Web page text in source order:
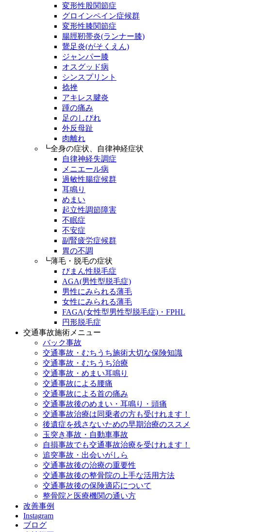
変形性股関節症
グロインペイン症候群
変形性膝関節症
腸脛靭帯炎(ランナー膝)
鵞足炎(がそくえん)
ジャンパー膝
オスグッド病
シンスプリント
捻挫
アキレス腱炎
踵の痛み
足のしびれ
外反母趾
肉離れ
┗全身の症状、自律神経症状
自律神経失調症
メニエール病
過敏性腸症候群
耳鳴り
めまい
起立性調節障害
不眠症
不安症
副腎疲労症候群
胃の不調
┗薄毛・脱毛の症状
びまん性脱毛症
AGA(男性型脱毛症)
男性にみられる薄毛
女性にみられる薄毛
FAGA(女性型男性型脱毛症)・FPHL
円形脱毛症
交通事故施術メニュー
バック事故
交通事故・むちうち施術大切な保険知識
交通事故・むちうち治療
交通事故・めまい耳鳴り
交通事故による腰痛
交通事故による首の痛み
交通事故後のめまい・耳鳴り・頭痛
交通事故治療は同乗者の方も受けれます！
後遺症を残さないための早期治療のススメ
玉突き事故・自動車事故
自損事故でも交通事故治療を受けれます！
追突事故・出会いがしら
交通事故後の治療の重要性
交通事故後の整骨院の上手な活用方法
交通事故後の保険適応について
整骨院と医療機関の通い方
改善事例
Instagram
ブログ